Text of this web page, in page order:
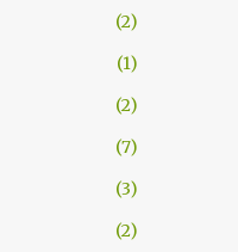
2
1
2
7
3
2